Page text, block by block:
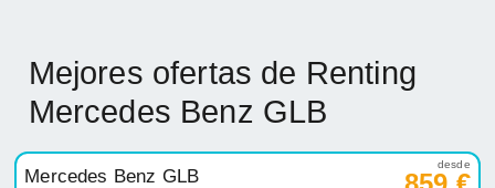
Mejores ofertas de Renting
Mercedes Benz GLB
Mercedes Benz GLB
desde